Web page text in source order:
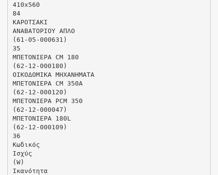
410x560
84
ΚΑΡΟΤΣΑΚΙ
ΑΝΑΒΑΤΟΡΙΟΥ ΑΠΛΟ
(61-05-000631)
35
ΜΠΕΤΟΝΙΕΡΑ CM 180
(62-12-000180)
ΟΙΚΟΔΟΜΙΚΑ ΜΗΧΑΝΗΜΑΤΑ
ΜΠΕΤΟΝΙΕΡΑ CM 350A
(62-12-000120)
ΜΠΕΤΟΝΙΕΡΑ PCM 350
(62-12-000047)
ΜΠΕΤΟΝΙΕΡΑ 180L
(62-12-000109)
36
Κωδικός
Ισχύς
(W)
Ικανότητα